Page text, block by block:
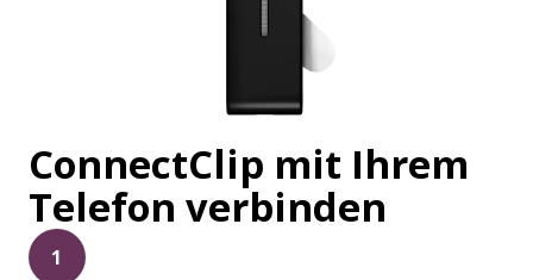
ConnectClip mit Ihrem
Telefon verbinden
1